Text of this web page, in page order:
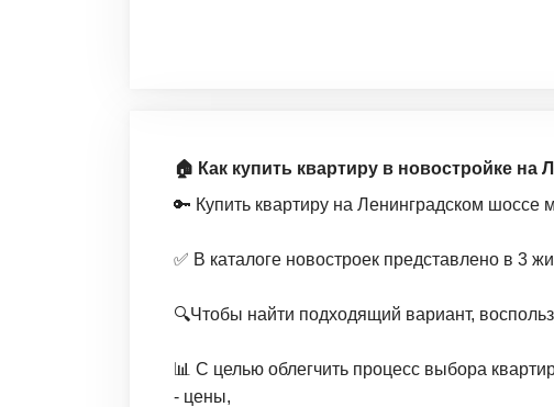
🏠 Как купить квартиру в новостройке на
🔑 Купить квартиру на Ленинградском
✅ В каталоге новостроек представлено в 3
🔍Чтобы найти подходящий вариант,
📊 С целью облегчить процесс выбора
- цены,